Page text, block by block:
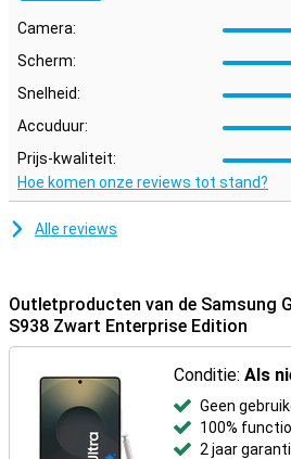
Camera:
Scherm:
Snelheid:
Accuduur:
Prijs-kwaliteit:
Hoe komen onze reviews tot stand?
Alle reviews
Outletproducten van de Samsung
S938 Zwart Enterprise Edition
Conditie:Als
Geen
100%
2 jaar